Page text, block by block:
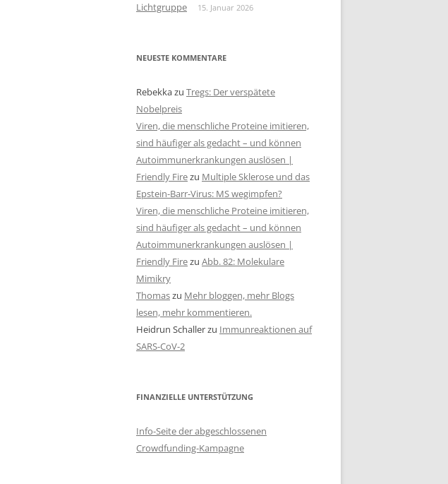
Lichtgruppe 15. Januar 2026
NEUESTE KOMMENTARE
Rebekkazu Tregs: Der verspätete
Nobelpreis
Viren, die menschliche Proteine imitieren,
sind häufiger als gedacht – und können
Autoimmunerkrankungen auslösen |
Friendly Firezu Multiple Sklerose und das
Epstein-Barr-Virus: MS wegimpfen?
Viren, die menschliche Proteine imitieren,
sind häufiger als gedacht – und können
Autoimmunerkrankungen auslösen |
Friendly Firezu Abb. 82: Molekulare
Mimikry
Thomaszu Mehr bloggen, mehr Blogs
lesen, mehr kommentieren.
Heidrun Schallerzu Immunreaktionen auf
SARS-CoV-2
FINANZIELLE UNTERSTÜTZUNG
Info-Seite der abgeschlossenen
Crowdfunding-Kampagne